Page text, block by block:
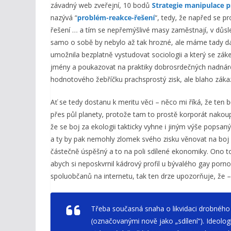
závadný web zveřejní, 10 bodů Strategie manipulace
nazývá “problém-reakce-řešení“, tedy, že napřed se
řešení … a tím se nepřemýšlivé masy zaměstnají, v
samo o sobě by nebylo až tak hrozné, ale máme tady
umožnila bezplatně vystudovat sociologii a který se
jmény a poukazovat na praktiky dobrosrdečných
hodnotového žebříčku prachsprostý zisk, ale blaho
Ať se tedy dostanu k meritu věci – něco mi říká, že
přes půl planety, protože tam to prostě korporát
že se boj za ekologii takticky vyhne i jiným výše
a ty by pak nemohly zlomek svého zisku věnovat na
částečně úspěšný a to na poli sdílené ekonomiky.
abych si neposkvrnil kádrový profil u bývalého gay
spoluobčanů na internetu, tak ten drze upozorňuje, že
Třeba současná snaha o likvidaci
(označovanými nově jako „sdílení“).